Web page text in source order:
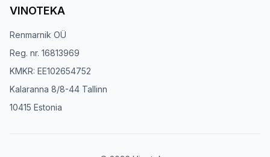
VINOTEKA
Renmarnik OÜ
Reg. nr. 16813969
KMKR: EE102654752
Kalaranna 8/8-44 Tallinn
10415 Estonia